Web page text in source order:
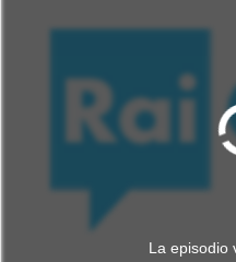
La episodio